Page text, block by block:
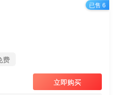
费
立即购买
已售 6